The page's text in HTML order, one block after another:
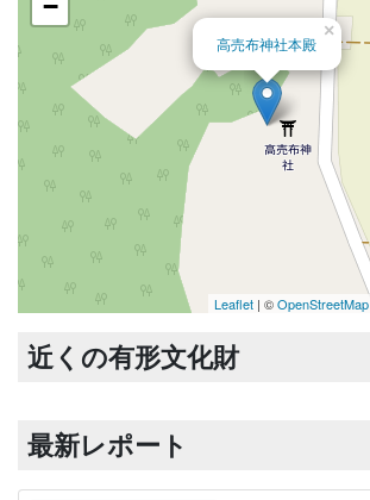
高売布神社本殿
×
−
Leaflet | ©OpenStreetMap
近くの有形文化財
最新レポート